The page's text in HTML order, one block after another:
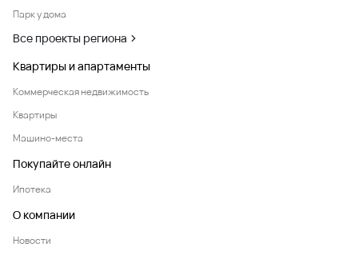
Парк у дома
Все проекты региона
Квартиры и апартаменты
Коммерческая недвижимость
Квартиры
Машино-места
Покупайте онлайн
Ипотека
О компании
Новости